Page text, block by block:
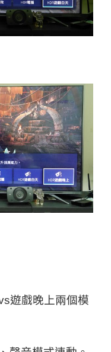
遊戲晚上兩個模